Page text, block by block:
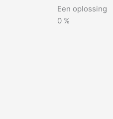
Een oplossing
0 %